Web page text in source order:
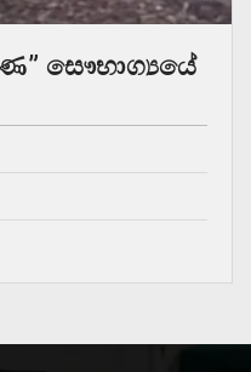
සෞභාග්‍යයේ